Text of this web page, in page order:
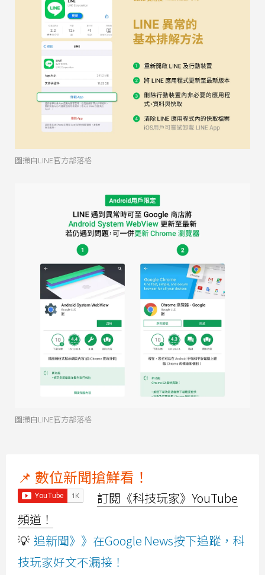
圖擷自LINE官方部落格
圖擷自LINE官方部落格
📌 數位新聞搶鮮看！
訂閱《科技玩家》YouTube
頻道！
💡 追新聞》》在Google News按下追蹤，科
技玩家好文不漏接！